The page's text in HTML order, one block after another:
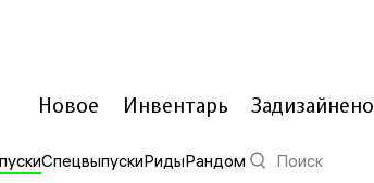
Новое Инвентарь Задизайнено
СпецвыпускиРидыРандом